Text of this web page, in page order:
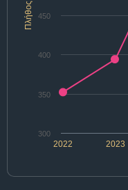
Πλήθος
2022 2023
300
350
400
450